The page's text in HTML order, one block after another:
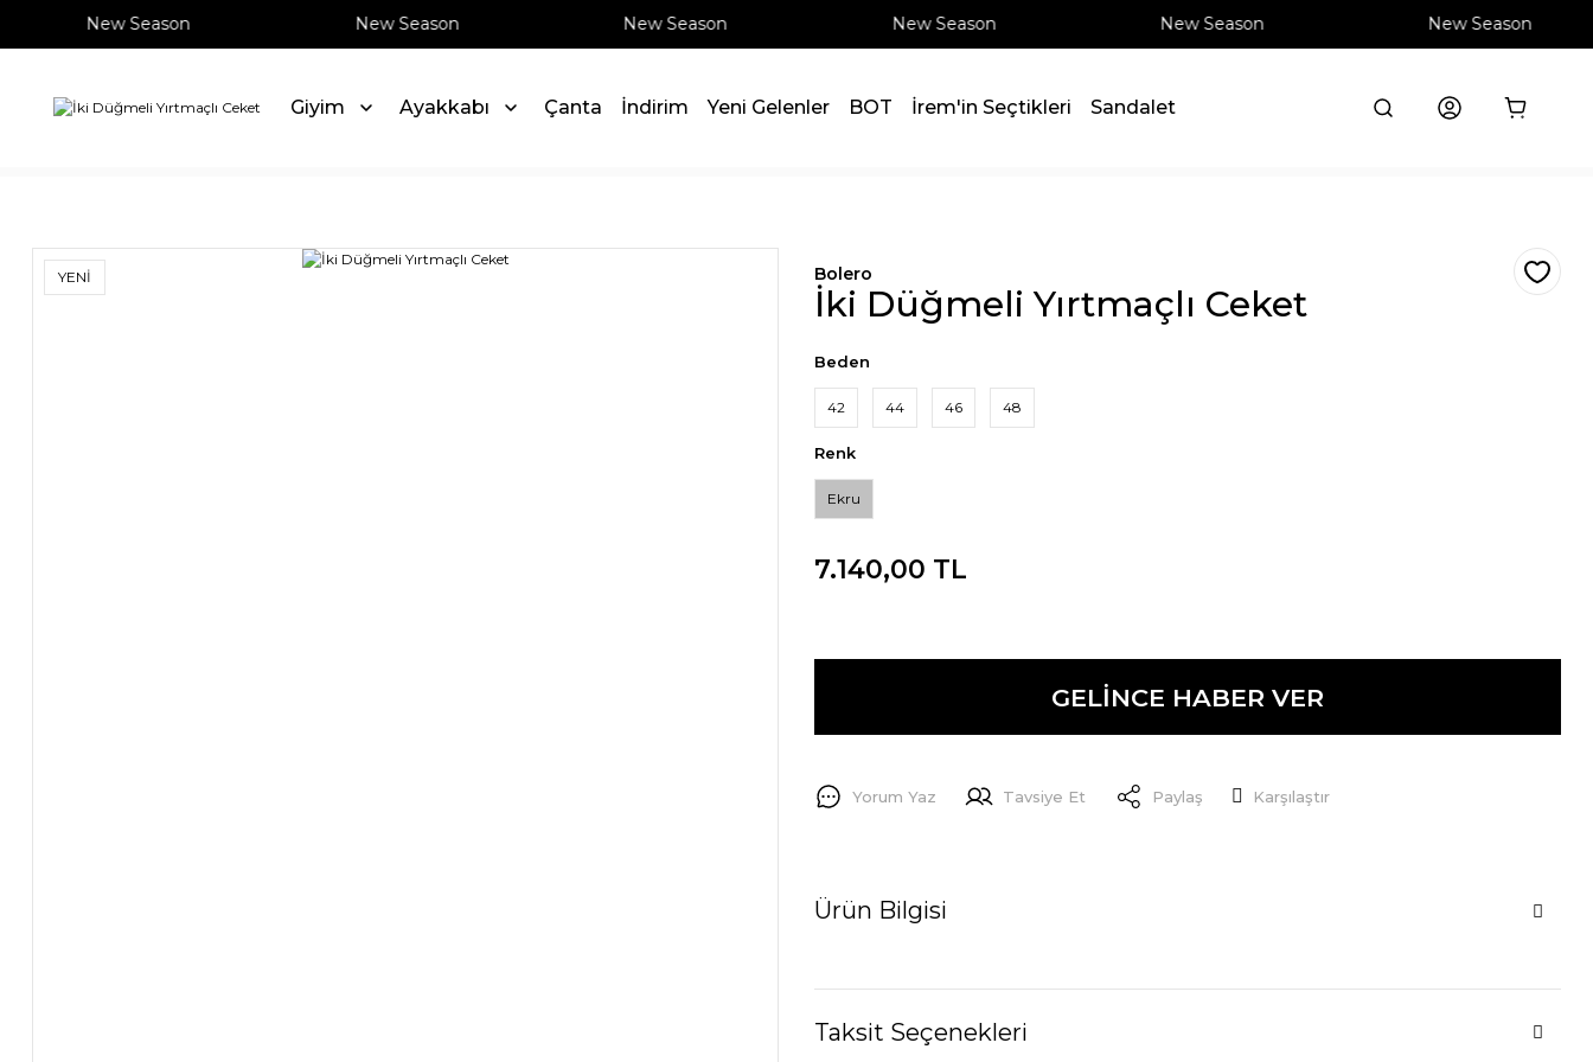
New Season New Season New Season New Season New Season New Season
Giyim Ayakkabı Çanta İndirim Yeni Gelenler BOT İrem'in Seçtikleri Sandalet
YENİ Bolero
İki Düğmeli Yırtmaçlı Ceket
Beden
42 44 46 48
Renk
Ekru
7.140,00 TL
GELİNCE HABER VER
Yorum Yaz Tavsiye Et Paylaş Karşılaştır
Ürün Bilgisi
Taksit Seçenekleri